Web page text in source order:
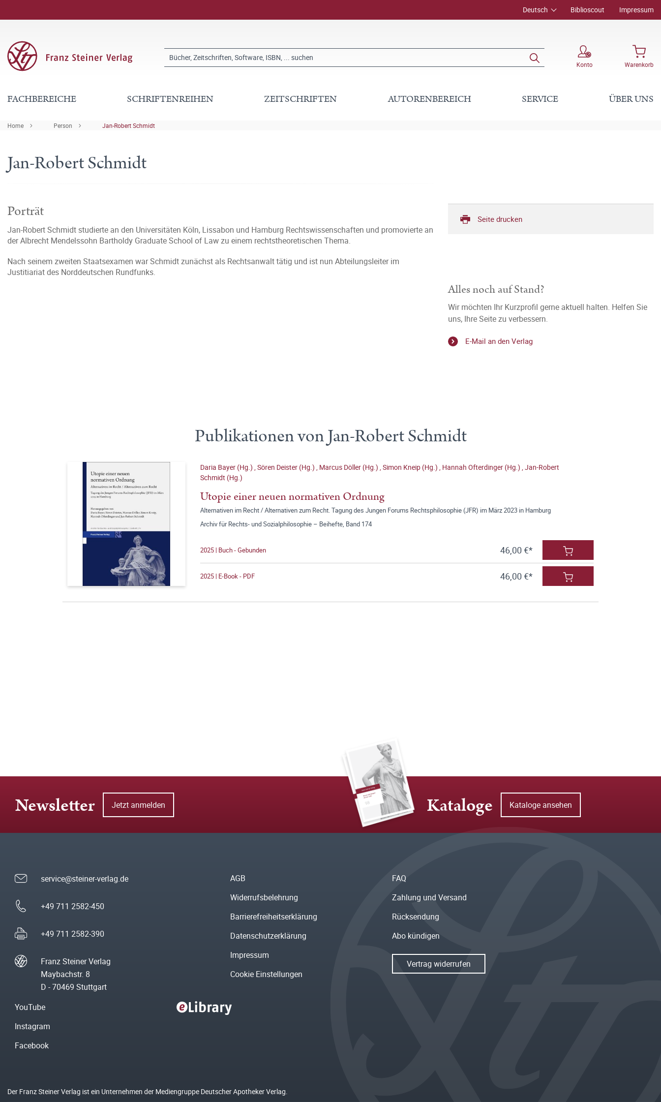
Deutsch Biblioscout Impressum
Konto Warenkorb
FACHBEREICHE SCHRIFTENREIHEN ZEITSCHRIFTEN AUTORENBEREICH SERVICE ÜBER UNS
Home Person Jan-Robert Schmidt
Jan-Robert Schmidt
Porträt
Jan-Robert Schmidt studierte an den Universitäten Köln, Lissabon und Hamburg Rechtswissenschaften und promovierte an
der Albrecht Mendelssohn Bartholdy Graduate School of Law zu einem rechtstheoretischen Thema.
Nach seinem zweiten Staatsexamen war Schmidt zunächst als Rechtsanwalt tätig und ist nun Abteilungsleiter im
Justitiariat des Norddeutschen Rundfunks.
Seite drucken
Alles noch auf Stand?
Wir möchten Ihr Kurzprofil gerne aktuell halten. Helfen Sie
uns, Ihre Seite zu verbessern.
E-Mail an den Verlag
Publikationen von Jan-Robert Schmidt
Daria Bayer (Hg.) ,Sören Deister (Hg.) , Marcus Döller (Hg.) ,Simon Kneip (Hg.) , Hannah Ofterdinger (Hg.) ,Jan-Robert
Schmidt (Hg.)
Utopie einer neuen normativen Ordnung
Alternativen im Recht / Alternativen zum Recht. Tagung des Jungen Forums Rechtsphilosophie (JFR) im März 2023 in Hamburg
Archiv für Rechts- und Sozialphilosophie – Beihefte, Band 174
2025 | Buch - Gebunden 46,00 €*
2025 | E-Book - PDF 46,00 €*
Newsletter Jetzt anmelden Kataloge Kataloge ansehen
service@steiner-verlag.de
+49 711 2582-450
+49 711 2582-390
Franz Steiner Verlag
Maybachstr. 8
D - 70469 Stuttgart
AGB
Widerrufsbelehrung
Barrierefreiheitserklärung
Datenschutzerklärung
Impressum
Cookie Einstellungen
FAQ
Zahlung und Versand
Rücksendung
Abo kündigen
Vertrag widerrufen
YouTube
Instagram
Facebook
Der Franz Steiner Verlag ist ein Unternehmen der Mediengruppe Deutscher Apotheker Verlag.